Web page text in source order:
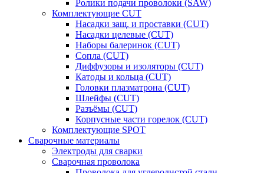
Ролики подачи проволоки (SAW)
Комплектующие CUT
Насадки защ. и проставки (CUT)
Насадки целевые (CUT)
Наборы балеринок (CUT)
Сопла (CUT)
Диффузоры и изоляторы (CUT)
Катоды и кольца (CUT)
Головки плазматрона (CUT)
Шлейфы (CUT)
Разъёмы (CUT)
Корпусные части горелок (CUT)
Комплектующие SPOT
Сварочные материалы
Электроды для сварки
Сварочная проволока